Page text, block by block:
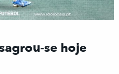
se hoje